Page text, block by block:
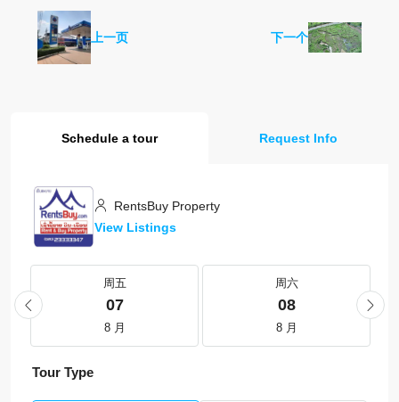
上一页 下一个
Schedule a tour Request Info
RentsBuy Property
View Listings
周五
07
8 月
周六
08
8 月
Tour Type